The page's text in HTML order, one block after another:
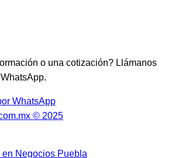
o una cotización? Llámanos
WhatsApp
© 2025